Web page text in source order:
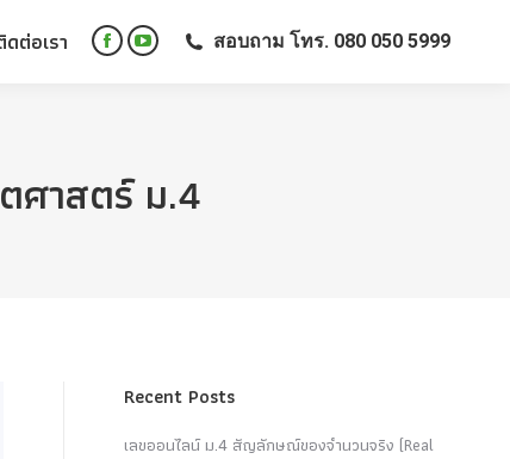
ดต่อเรา
Facebook
new
window
YouTube
window
สอบถาม โทร. 080 050 5999
ศาสตร์ ม.4
Recent Posts
เลขออนไลน์ ม.4 สัญลักษณ์ของจำนวนจริง (Real
ดต่อเรา
Facebook
new
window
YouTube
window
สอบถาม โทร. 080 050 5999